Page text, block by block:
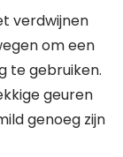
verdwijnen
om een
te gebruiken.
geuren
genoeg zijn